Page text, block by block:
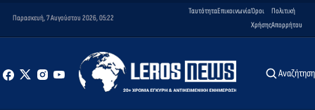
Παρασκευή, 7 Αυγούστου 2026, 05:22
ΤαυτότηταΕπικοινωνίαΌροι
Χρήσης
Πολιτική
Απορρήτου
Αναζήτηση